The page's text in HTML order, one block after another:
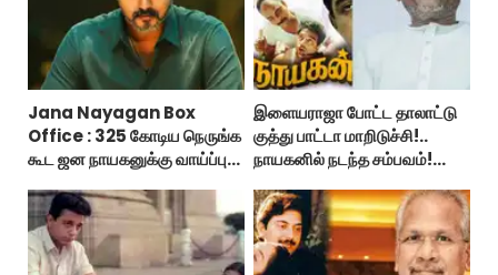
Jana Nayagan Box
Office : 325 கோடிய நெருங்க
கூட ஜன நாயகனுக்கு வாய்ப்பு
இளையராஜா போட்ட தாலாட்டு
குத்து பாட்டா மாறிடுச்சி!..
நாயகனில் நடந்த சம்பவம்!...